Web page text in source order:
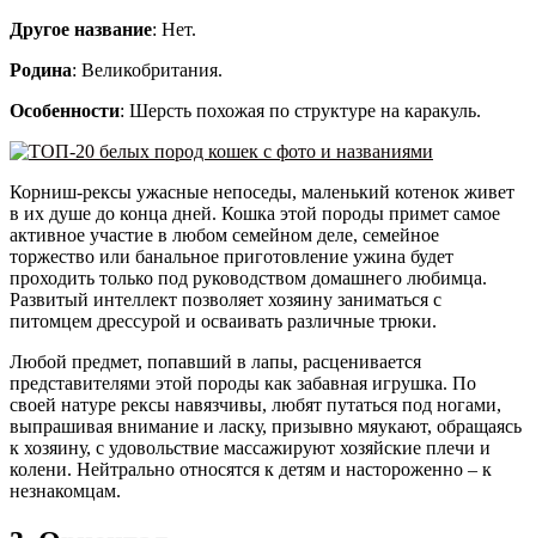
Другое название: Нет.
Родина: Великобритания.
Особенности: Шерсть похожая по структуре на каракуль.
Корниш-рексы ужасные непоседы, маленький котенок живет
в их душе до конца дней. Кошка этой породы примет самое
активное участие в любом семейном деле, семейное
торжество или банальное приготовление ужина будет
проходить только под руководством домашнего любимца.
Развитый интеллект позволяет хозяину заниматься с
питомцем дрессурой и осваивать различные трюки.
Любой предмет, попавший в лапы, расценивается
представителями этой породы как забавная игрушка. По
своей натуре рексы навязчивы, любят путаться под ногами,
выпрашивая внимание и ласку, призывно мяукают, обращаясь
к хозяину, с удовольствие массажируют хозяйские плечи и
колени. Нейтрально относятся к детям и настороженно – к
незнакомцам.